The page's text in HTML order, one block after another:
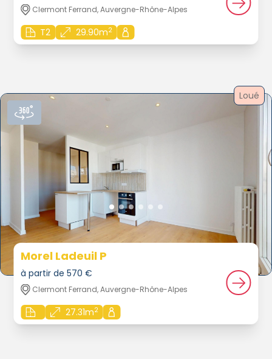
Clermont Ferrand, Auvergne-Rhône-Alpes
T2 29.90m2
Loué
Morel Ladeuil P
à partir de 570 €
Clermont Ferrand, Auvergne-Rhône-Alpes
27.31m2